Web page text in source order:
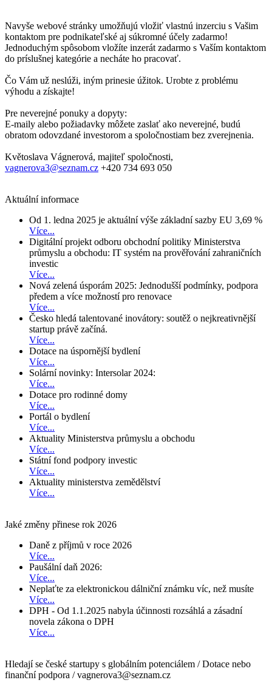
Navyše webové stránky umožňujú vložiť vlastnú inzerciu s Vašim
kontaktom pre podnikateľské aj súkromné ​​účely zadarmo!
Jednoduchým spôsobom vložíte inzerát zadarmo s Vaším kontaktom
do príslušnej kategórie a necháte ho pracovať.
Čo Vám už neslúži, iným prinesie úžitok. Urobte z problému
výhodu a získajte!
Pre neverejné ponuky a dopyty:
E-maily alebo požiadavky môžete zaslať ako neverejné, budú
obratom odovzdané investorom a spoločnostiam bez zverejnenia.
Květoslava Vágnerová, majiteľ spoločnosti,
vagnerova3@seznam.cz +420 734 693 050
Aktuální informace
Od 1. ledna 2025 je aktuální výše základní sazby EU 3,69 %
Více...
Digitální projekt odboru obchodní politiky Ministerstva
průmyslu a obchodu: IT systém na prověřování zahraničních
investic
Více...
Nová zelená úsporám 2025: Jednodušší podmínky, podpora
předem a více možností pro renovace
Více...
Česko hledá talentované inovátory: soutěž o nejkreativnější
startup právě začíná.
Více...
Dotace na úspornější bydlení
Více...
Solární novinky: Intersolar 2024:
Více...
Dotace pro rodinné domy
Více...
Portál o bydlení
Více...
Aktuality Ministerstva průmyslu a obchodu
Více...
Státní fond podpory investic
Více...
Aktuality ministerstva zemědělství
Více...
Jaké změny přinese rok 2026
Daně z příjmů v roce 2026
Více...
Paušální daň 2026:
Více...
Neplaťte za elektronickou dálniční známku víc, než musíte
Více...
DPH - Od 1.1.2025 nabyla účinnosti rozsáhlá a zásadní
novela zákona o DPH
Více...
Hledají se české startupy s globálním potenciálem / Dotace nebo
finanční podpora / vagnerova3@seznam.cz